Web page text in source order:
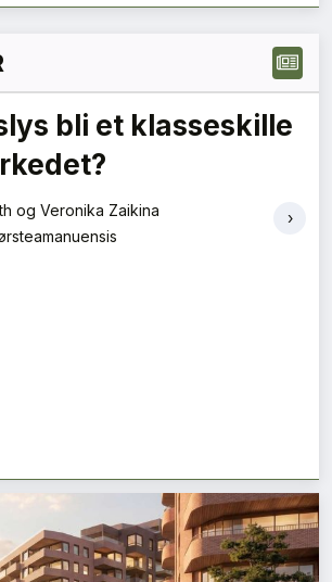
bli et klasseskille
og Veronika Zaikina
›